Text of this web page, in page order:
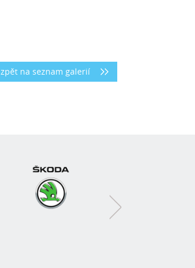
zpět na seznam galerií